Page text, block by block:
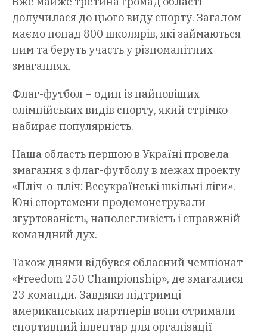
долучилася до цього виду спорту. Загалом
маємо понад 800 школярів, які займаються
ним та беруть участь у різноманітних
змаганнях.
Флаг-футбол – один із найновіших
олімпійських видів спорту, який стрімко
набирає популярність.
Наша область першою в Україні провела
змагання з флаг-футболу в межах проекту
«Пліч-о-пліч: Всеукраїнські шкільні ліги».
Юні спортсмени продемонстрували
згуртованість, наполегливість і справжній
командний дух.
Також днями відбувся обласний чемпіонат
«Freedom 250 Championship», де змагалися
23 команди. Завдяки підтримці
американських партнерів вони отримали
спортивний інвентар для організації